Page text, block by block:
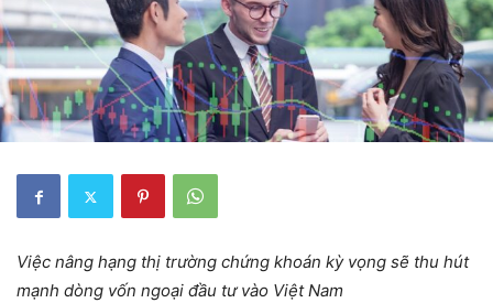
Việc nâng hạng thị trường chứng khoán kỳ vọng sẽ thu hút
mạnh dòng vốn ngoại đầu tư vào Việt Nam